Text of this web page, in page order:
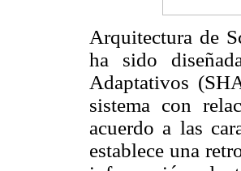
Arquitectura de
ha sido
Adaptativos
sistema con
acuerdo a las
establece una